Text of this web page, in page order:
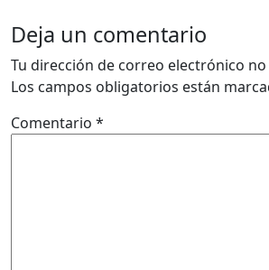
Deja un comentario
Tu dirección de correo electrónico
Los campos obligatorios están
Comentario *